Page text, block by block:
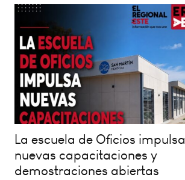
La escuela de Oficios impulsa
nuevas capacitaciones y
demostraciones abiertas